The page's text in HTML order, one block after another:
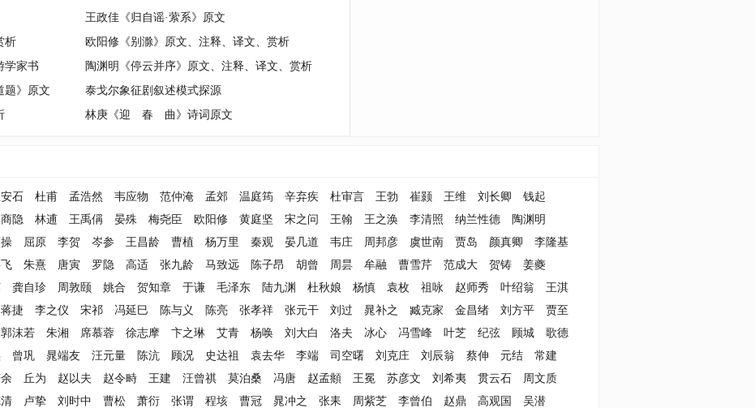
王政佳《归自谣·萦系》原文
析
欧阳修《别滁》原文、注释、译文、赏析
学家书
陶渊明《停云并序》原文、注释、译文、赏析
题》原文
泰戈尔象征剧叙述模式探源
林庚《迎 春 曲》诗词原文
石 杜甫 孟浩然 韦应物 范仲淹 孟郊 温庭筠 辛弃疾 杜审言 王勃 崔颢 王维 刘长卿
钱起
隐 林逋 王禹偁 晏殊 梅尧臣 欧阳修 黄庭坚 宋之问 王翰 王之涣 李清照 纳兰性德
陶渊明
屈原 李贺 岑参 王昌龄 曹植 杨万里 秦观 晏几道 韦庄 周邦彦 虞世南 贾岛 颜真卿
李隆基
朱熹 唐寅 罗隐 高适 张九龄 马致远 陈子昂 胡曾 周昙 牟融 曹雪芹 范成大 贺铸
姜夔
龚自珍 周敦颐 姚合 贺知章 于谦 毛泽东 陆九渊 杜秋娘 杨慎 袁枚 祖咏 赵师秀 叶绍翁
王淇
蒋捷 李之仪 宋祁 冯延巳 陈与义 陈亮 张孝祥 张元干 刘过 晁补之 臧克家 金昌绪 刘方平
贾至
郭沫若 朱湘 席慕蓉 徐志摩 卞之琳 艾青 杨唤 刘大白 洛夫 冰心 冯雪峰 叶芝 纪弦 顾城
歌德
曾巩 晁端友 汪元量 陈沆 顾况 史达祖 袁去华 李端 司空曙 刘克庄 刘辰翁 蔡伸 元结
常建
丘为 赵以夫 赵令畤 王建 汪曾祺 莫泊桑 冯唐 赵孟頫 王冕 苏彦文 刘希夷 贯云石
周文质
卢挚 刘时中 曹松 萧衍 张谓 程垓 曹冠 晁冲之 张耒 周紫芝 李曾伯 赵鼎 高观国
吴潜